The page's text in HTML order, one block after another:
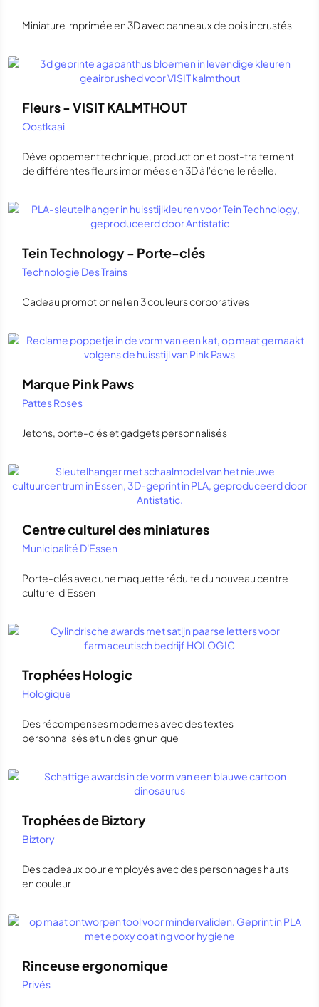
Miniature imprimée en 3D avec panneaux de bois incrustés
Fleurs - VISIT KALMTHOUT
Oostkaai
Développement technique, production et post-traitement
de différentes fleurs imprimées en 3D à l'échelle réelle.
Tein Technology - Porte-clés
Technologie Des Trains
Cadeau promotionnel en 3 couleurs corporatives
Marque Pink Paws
Pattes Roses
Jetons, porte-clés et gadgets personnalisés
Centre culturel des miniatures
Municipalité D'Essen
Porte-clés avec une maquette réduite du nouveau centre
culturel d'Essen
Trophées Hologic
Hologique
Des récompenses modernes avec des textes
personnalisés et un design unique
Trophées de Biztory
Biztory
Des cadeaux pour employés avec des personnages hauts
en couleur
Rinceuse ergonomique
Privés